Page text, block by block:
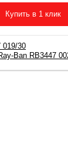
Купить в 1 клик
019/30
Ban RB3447